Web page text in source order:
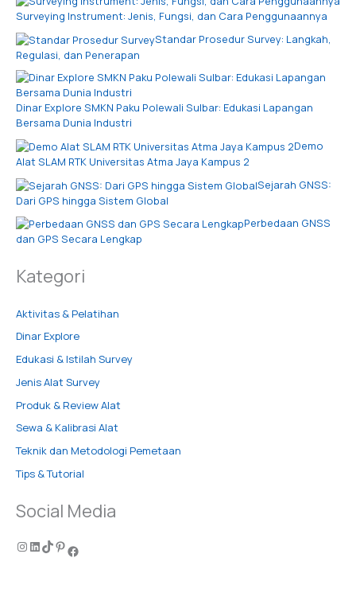
Surveying Instrument: Jenis, Fungsi, dan Cara Penggunaannya
Standar Prosedur Survey: Langkah,
Regulasi, dan Penerapan
Dinar Explore SMKN Paku Polewali Sulbar: Edukasi Lapangan
Bersama Dunia Industri
Demo
Alat SLAM RTK Universitas Atma Jaya Kampus 2
Sejarah GNSS:
Dari GPS hingga Sistem Global
Perbedaan GNSS
dan GPS Secara Lengkap
Kategori
Aktivitas & Pelatihan
Dinar Explore
Edukasi & Istilah Survey
Jenis Alat Survey
Produk & Review Alat
Sewa & Kalibrasi Alat
Teknik dan Metodologi Pemetaan
Tips & Tutorial
Social Media